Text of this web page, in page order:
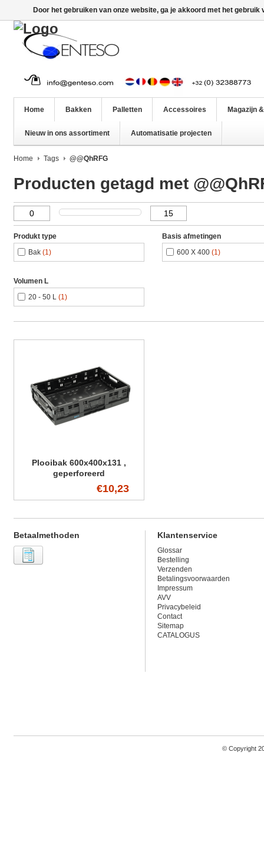
Home Bakken Palletten Accessoires Magazijn
Nieuw in ons assortiment Automatisatie projecten
Home Tags @@QhRFG
Producten getagd met
Produkt type
Bak (1)
Basis afmetingen
600 X 400 (1)
Volumen L
20 - 50 L (1)
Plooibak 600x400x131 ,
geperforeerd
€10,23
Betaalmethoden Klantenservice
Glossar
Bestelling
Verzenden
Betalingsvoorwaarden
Impressum
AVV
Privacybeleid
Contact
Sitemap
CATALOGUS
© Copyright
Door het gebruiken van onze website, ga je akkoord met het